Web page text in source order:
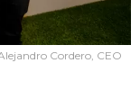
Cordero, CEO